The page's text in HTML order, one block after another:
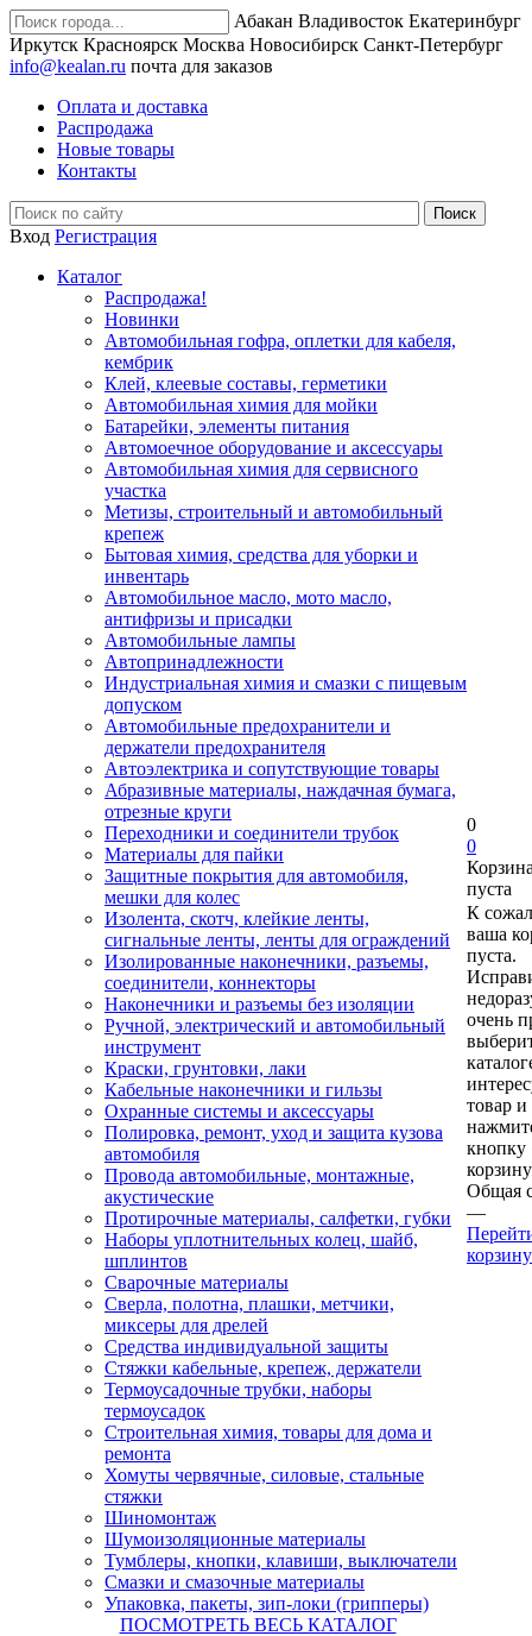
Абакан Владивосток Екатеринбург
Иркутск Красноярск Москва Новосибирск Санкт-Петербург
info@kealan.ru почта для заказов
Оплата и доставка
Распродажа
Новые товары
Контакты
Вход Регистрация
Каталог
Распродажа!
Новинки
Автомобильная гофра, оплетки для кабеля,
кембрик
Клей, клеевые составы, герметики
Автомобильная химия для мойки
Батарейки, элементы питания
Автомоечное оборудование и аксессуары
Автомобильная химия для сервисного
участка
Метизы, строительный и автомобильный
крепеж
Бытовая химия, средства для уборки и
инвентарь
Автомобильное масло, мото масло,
антифризы и присадки
Автомобильные лампы
Автопринадлежности
Индустриальная химия и смазки с пищевым
допуском
Автомобильные предохранители и
держатели предохранителя
Автоэлектрика и сопутствующие товары
Абразивные материалы, наждачная бумага,
отрезные круги
Переходники и соединители трубок
Материалы для пайки
Защитные покрытия для автомобиля,
мешки для колес
Изолента, скотч, клейкие ленты,
сигнальные ленты, ленты для ограждений
Изолированные наконечники, разъемы,
соединители, коннекторы
Наконечники и разъемы без изоляции
Ручной, электрический и автомобильный
инструмент
Краски, грунтовки, лаки
Кабельные наконечники и гильзы
Охранные системы и аксессуары
Полировка, ремонт, уход и защита кузова
автомобиля
Провода автомобильные, монтажные,
акустические
Протирочные материалы, салфетки, губки
Наборы уплотнительных колец, шайб,
шплинтов
Сварочные материалы
Сверла, полотна, плашки, метчики,
миксеры для дрелей
Средства индивидуальной защиты
Стяжки кабельные, крепеж, держатели
Термоусадочные трубки, наборы
термоусадок
Строительная химия, товары для дома и
ремонта
Хомуты червячные, силовые, стальные
стяжки
Шиномонтаж
Шумоизоляционные материалы
Тумблеры, кнопки, клавиши, выключатели
Смазки и смазочные материалы
Упаковка, пакеты, зип-локи (грипперы)
ПОСМОТРЕТЬ ВЕСЬ КАТАЛОГ
0
0
пуста
К
ваша
пуста.
очень
товар и
кнопку
Общая
—
корзину